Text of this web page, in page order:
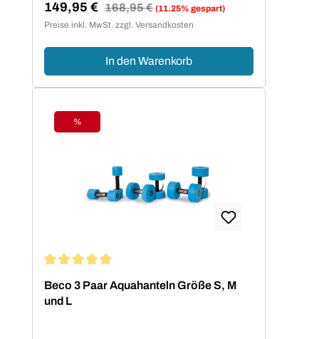
Verkaufspreis:
149,95 € Regulärer Preis:
168,95 € (11.25% gespart)
Preise inkl. MwSt. zzgl. Versandkosten
In den Warenkorb
Rabatt
%
Beco 3 Paar Aquahanteln Größe S, M
und L